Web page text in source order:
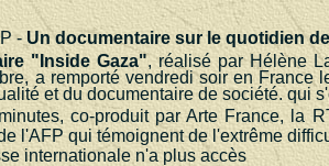
- Un documentaire sur le quotidien
"Inside Gaza", réalisé par Hélène
a remporté vendredi soir en
et du documentaire de société. qui
co-produit par Arte France, la
l'AFP qui témoignent de l'extrême
internationale n'a plus accès